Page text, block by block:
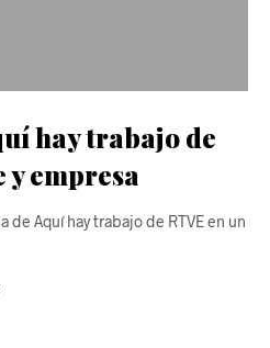
hay trabajo de
y empresa
de Aquí hay trabajo de RTVE en un